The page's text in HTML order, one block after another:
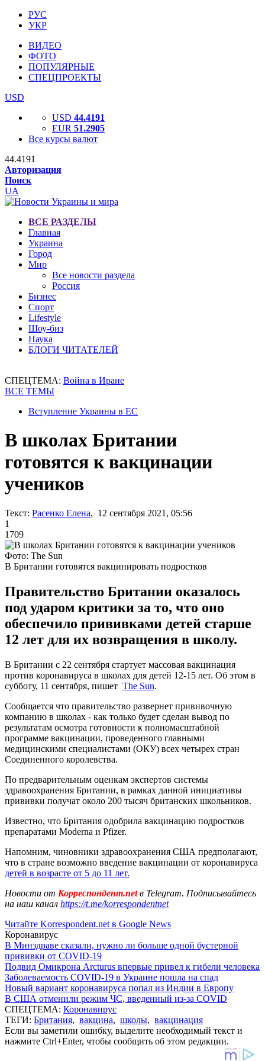
РУС
УКР
ВИДЕО
ФОТО
ПОПУЛЯРНЫЕ
СПЕЦПРОЕКТЫ
USD
USD 44.4191
EUR 51.2905
Все курсы валют
44.4191
Авторизация
Поиск
UA
ВСЕ РАЗДЕЛЫ
Главная
Украина
Город
Мир
Все новости раздела
Россия
Бизнес
Спорт
Lifestyle
Шоу-биз
Наука
БЛОГИ ЧИТАТЕЛЕЙ
СПЕЦТЕМА: Война в Иране
ВСЕ ТЕМЫ
Вступление Украины в ЕС
В школах Британии
готовятся к вакцинации
учеников
Текст: Расенко Елена, 12 сентября 2021, 05:56
1
1709
Фото: The Sun
В Британии готовятся вакцинировать подростков
Правительство Британии оказалось
под ударом критики за то, что оно
обеспечило прививками детей старше
12 лет для их возвращения в школу.
В Британии с 22 сентября стартует массовая вакцинация
против коронавируса в школах для детей 12-15 лет. Об этом в
субботу, 11 сентября, пишет The Sun.
Сообщается что правительство развернет прививочную
компанию в школах - как только будет сделан вывод по
результатам осмотра готовности к полномасштабной
программе вакцинации, проведенного главными
медицинскими специалистами (ОКУ) всех четырех стран
Соединенного королевства.
По предварительным оценкам экспертов системы
здравоохранения Британии, в рамках данной инициативы
прививки получат около 200 тысяч британских школьников.
Известно, что Британия одобрила вакцинацию подростков
препаратами Moderna и Pfizer.
Напомним, чиновники здравоохранения США предполагают,
что в стране возможно введение вакцинации от коронавируса
детей в возрасте от 5 до 11 лет.
Новости от Корреспондент.netв Telegram. Подписывайтесь
на наш канал https://t.me/korrespondentnet
Читайте Korrespondent.net в Google News
Коронавирус
В Минздраве сказали, нужно ли больше одной бустерной
прививки от COVID-19
Подвид Омикрона Arcturus впервые привел к гибели человека
Заболеваемость COVID-19 в Украине пошла на спад
Новый вариант коронавируса попал из Индии в Европу
В США отменили режим ЧС, введенный из-за COVID
СПЕЦТЕМА: Коронавирус
ТЕГИ: Британия, вакцина, школы, вакцинация
Если вы заметили ошибку, выделите необходимый текст и
нажмите Ctrl+Enter, чтобы сообщить об этом редакции.